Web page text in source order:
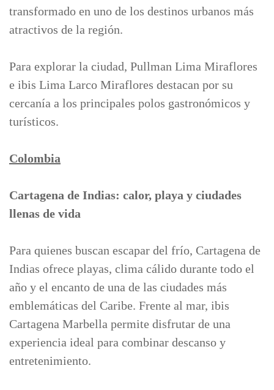
transformado en uno de los destinos urbanos más
atractivos de la región.
Para explorar la ciudad, Pullman Lima Miraflores
e ibis Lima Larco Miraflores destacan por su
cercanía a los principales polos gastronómicos y
turísticos.
Colombia
Cartagena de Indias: calor, playa y ciudades
llenas de vida
Para quienes buscan escapar del frío, Cartagena de
Indias ofrece playas, clima cálido durante todo el
año y el encanto de una de las ciudades más
emblemáticas del Caribe. Frente al mar, ibis
Cartagena Marbella permite disfrutar de una
experiencia ideal para combinar descanso y
entretenimiento.